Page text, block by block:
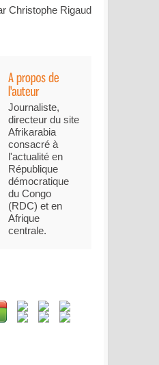
Christophe Rigaud
Journaliste,
directeur du site
Afrikarabia
consacré à
l'actualité en
République
démocratique
du Congo
(RDC) et en
Afrique
centrale.